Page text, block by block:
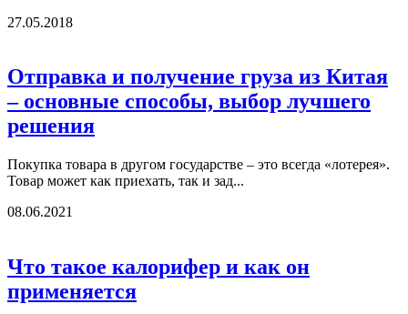
27.05.2018
Отправка и получение груза из Китая
– основные способы, выбор лучшего
решения
Покупка товара в другом государстве – это всегда «лотерея».
Товар может как приехать, так и зад...
08.06.2021
Что такое калорифер и как он
применяется